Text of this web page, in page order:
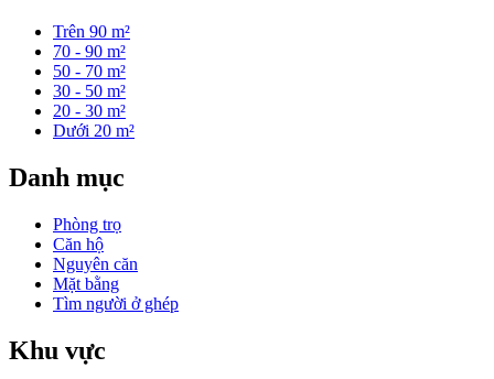
Trên 90 m²
70 - 90 m²
50 - 70 m²
30 - 50 m²
20 - 30 m²
Dưới 20 m²
Danh mục
Phòng trọ
Căn hộ
Nguyên căn
Mặt bằng
Tìm người ở ghép
Khu vực